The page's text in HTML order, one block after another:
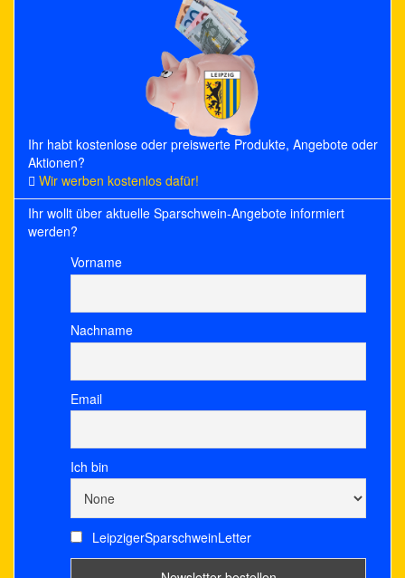
Ihr habt kostenlose oder preiswerte Produkte, Angebote oder
Aktionen?
Wir werben kostenlos dafür!
Ihr wollt über aktuelle Sparschwein-Angebote informiert
werden?
Vorname
Nachname
Email
Ich bin
LeipzigerSparschweinLetter